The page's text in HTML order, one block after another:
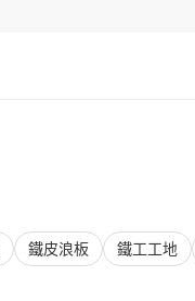
鐵皮浪板 鐵工工地